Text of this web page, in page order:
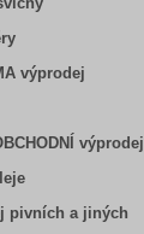
výprodej
výprodej
pivních a jiných